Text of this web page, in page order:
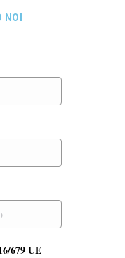
679 UE